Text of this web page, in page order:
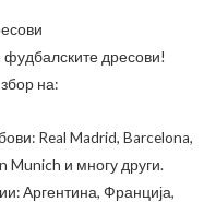
дресови!
на:
Real Madrid, Barcelona,
Munich и многу други.
Аргентина, Франција,